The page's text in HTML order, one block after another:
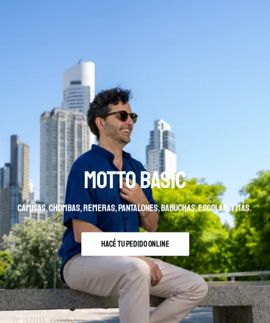
MOTTO BASIC
camisas, chombas, remeras, pantalones, babuchas, escolar, y más.
HACÉ TU PEDIDO ONLINE